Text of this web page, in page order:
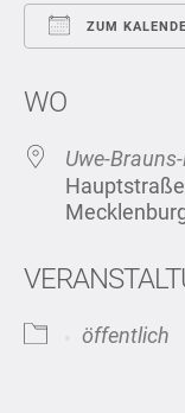
ZUM
WO
Uwe-
öffentlich